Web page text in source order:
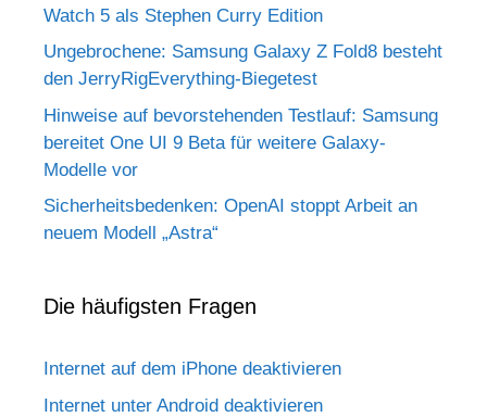
Watch 5 als Stephen Curry Edition
Ungebrochene: Samsung Galaxy Z Fold8 besteht
den JerryRigEverything-Biegetest
Hinweise auf bevorstehenden Testlauf: Samsung
bereitet One UI 9 Beta für weitere Galaxy-
Modelle vor
Sicherheitsbedenken: OpenAI stoppt Arbeit an
neuem Modell „Astra“
Die häufigsten Fragen
Internet auf dem iPhone deaktivieren
Internet unter Android deaktivieren